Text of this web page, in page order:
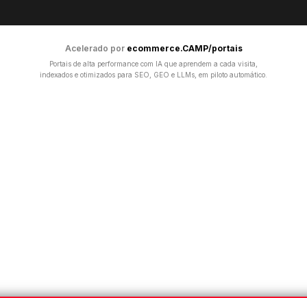
Acelerado por ecommerce.CAMP/portais
Portais de alta performance com IA que aprendem a cada visita,
indexados e otimizados para SEO, GEO e LLMs, em piloto automático.